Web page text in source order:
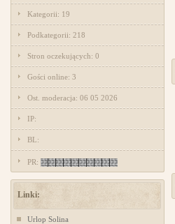
Kategorii: 19
Podkategorii: 218
Stron oczekujących: 0
Gości online: 3
Ost. moderacja: 06 05 2026
IP:
BL:
PR:
Linki:
Urlop Solina